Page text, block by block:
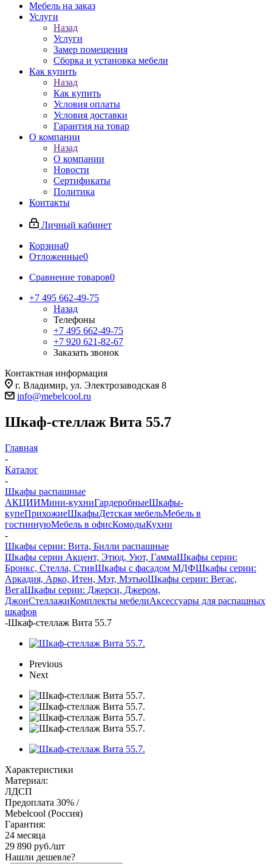
Мебель на заказ
Услуги
Назад
Услуги
Замер помещения
Сборка и установка мебели
Как купить
Назад
Как купить
Условия оплаты
Условия доставки
Гарантия на товар
О компании
Назад
О компании
Новости
Сертификаты
Политика
Контакты
Личный кабинет
Корзина0
Отложенные0
Сравнение товаров0
+7 495 662-49-75
Назад
Телефоны
+7 495 662-49-75
+7 920 621-82-67
Заказать звонок
Контактная информация
г. Владимир, ул. Электрозаводская 8
info@mebelcool.ru
Шкаф-стеллаж Вита 55.7
Главная
-
Каталог
-
Шкафы распашные
АКЦИИМини-кухниГардеробныеШкафы-
купеПрихожиеШкафыДетская мебельМебель в
гостиннуюМебель в офисКомодыКухни
-
Шкафы серии: Вита, Билли распашные
Шкафы серии Акцент, Этюд, Уют, ГаммаШкафы серии:
Бронкс, Стелла, СтивШкафы с фасадом МДФШкафы серии:
Аркадия, Арко, Итен, Мэт, МэтьюШкафы серии: Вегас,
ВегаШкафы серии: Джерси, Джером,
ДжонСтеллажиКомплекты мебелиАксессуары для распашных
шкафов
-Шкаф-стеллаж Вита 55.7
Previous
Next
Характеристики
Материал:
ЛДСП
Предоплата 30% /
Mebelcool (Россия)
Гарантия:
24 месяца
29 890 руб./шт
Нашли дешевле?